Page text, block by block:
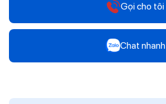
Gọi cho tôi
0916 804 808
Chat nhanh
Mr Trâm - Điện Thái Dương